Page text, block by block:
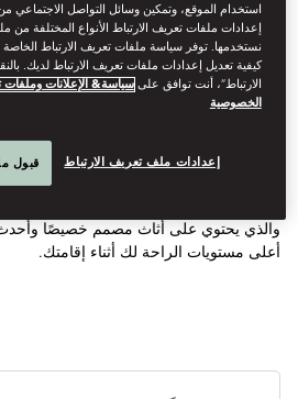
عرض جميع الغرف
غرفة سوبيريور
رائعة وهادئة على حدائقنا المنسقة من
والذي يحتوي على أثاث مصمم خصيصًا وأحدث
أعلى مستويات الراحة لك أثناء إقامتك.
استخدام الموقع، وتمكين وسائل التواصل الاجتماعي
إعدادات ملفات تعريف الارتباط الأنواع المختلفة من
نستخدمها. توفر سياسة ملفات تعريف الارتباط
كيفية تعديل إعدادات ملفات تعريف الارتباط لديك.
الارتباط”، أنت توافق علىسياسة& الإعلانات وملفات
الخصوصية
إعدادات ملف تعريف الارتباط قبول